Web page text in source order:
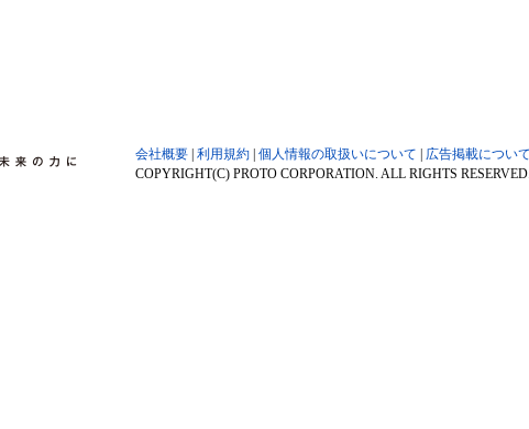
会社概要 利用規約 個人情報の取扱いについて 広告掲載について
COPYRIGHT(C) PROTO CORPORATION. ALL RIGHTS RESERVED.